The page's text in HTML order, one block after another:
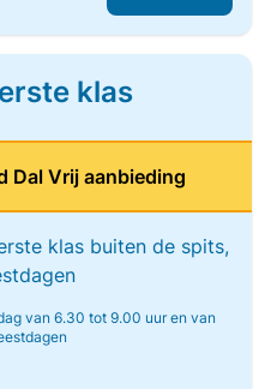
klas
Dal Vrij aanbieding
klas buiten de spits,
van 6.30 tot 9.00 uur en van